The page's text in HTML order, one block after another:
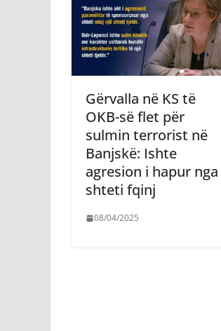
Gërvalla në KS të
OKB-së flet për
sulmin terrorist në
Banjskë: Ishte
agresion i hapur nga
shteti fqinj
08/04/2025